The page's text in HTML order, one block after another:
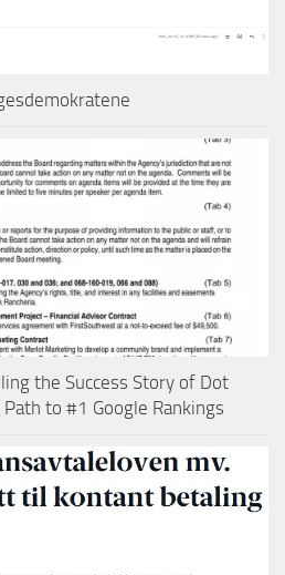
the Success Story of Dot
to #1 Google Rankings